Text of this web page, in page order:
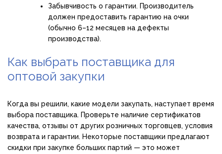
Забывчивость о гарантии. Производитель
должен предоставить гарантию на очки
(обычно 6–12 месяцев на дефекты
производства).
Как выбрать поставщика для
оптовой закупки
Когда вы решили, какие модели закупать, наступает время
выбора поставщика. Проверьте наличие сертификатов
качества, отзывы от других розничных торговцев, условия
возврата и гарантии. Некоторые поставщики предлагают
скидки при закупке больших партий — это может